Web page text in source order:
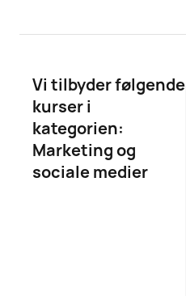
Vi tilbyder følgende
kurser i
kategorien:
Marketing og
sociale medier